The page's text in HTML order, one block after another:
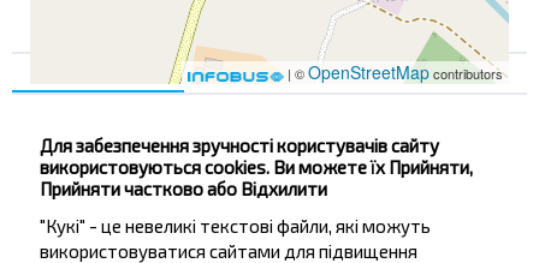
| ©OpenStreetMapcontributors
Коханово
Муз Школа
Комбинат
Деталі Про нас
Для забезпечення зручності користувачів сайту
використовуються cookies. Ви можете їх Прийняти,
Прийняти частково або Відхилити
"Кукі" - це невеликі текстові файли, які можуть
використовуватися сайтами для підвищення